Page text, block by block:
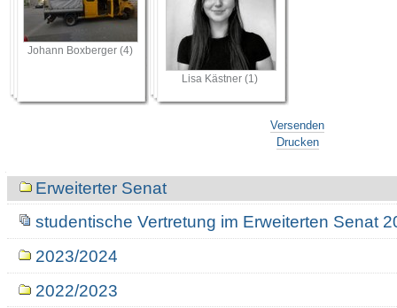
Johann Boxberger (4)
Lisa Kästner (1)
Versenden
Drucken
NavigationErweiterter Senat
studentische Vertretung im Erweiterten Senat
2023/2024
2022/2023